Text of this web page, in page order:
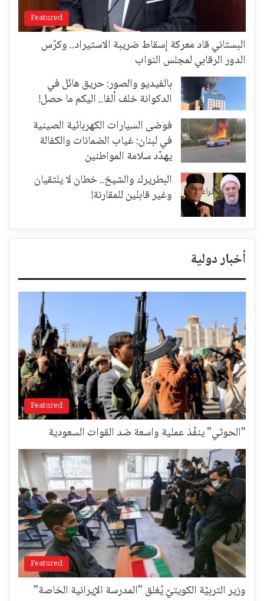
Featured
البستاني قاد معركة إسقاط ضريبة الاستيراد.. وكرّس
الدور الرقابي لمجلس النواب
بالفيديو والصور: حريق هائل في
الدكوانة خلف ألفا.. اليكم ما حصل!
فوضى السيارات الكهربائية الصينية
في لبنان: غياب الضمانات والكفالة
يهدّد سلامة المواطنين
البطريرك والشيخ.. خطان لا يلتقيان
وغير قابلين للمقارنة!
أخبار دولية
Featured
"الحوثي" ينفّذ عملية واسعة ضد القوات السعودية
Featured
وزير التربيّة الكويتيّ يُغلق "المدرسة الإيرانية الخاصة"